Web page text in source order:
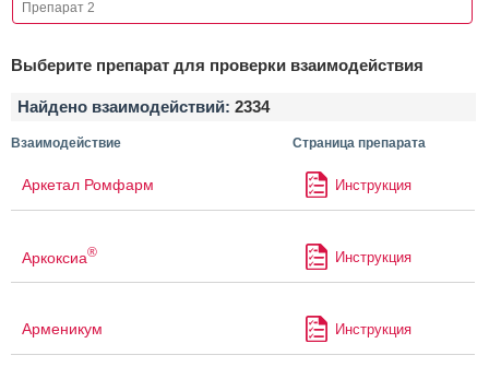
Выберите препарат для проверки взаимодействия
Найдено взаимодействий: 2334
Взаимодействие Страница препарата
Аркетал Ромфарм Инструкция
Аркоксиа® Инструкция
Арменикум Инструкция